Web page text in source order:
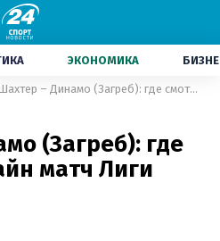
ЭКОНОМИКА
Шахтер – Динамо (Загреб): где смотреть онлайн матч Лиги чемпионов
(Загреб): где
матч Лиги